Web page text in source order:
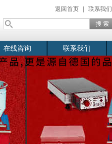
返回首页 联系我们
在线咨询 联系我们